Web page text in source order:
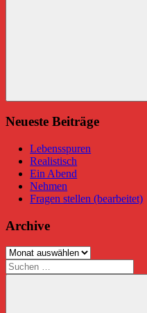
Suchen
Neueste Beiträge
Lebensspuren
Realistisch
Ein Abend
Nehmen
Fragen stellen (bearbeitet)
Archive
Archive
Suchen
nach: